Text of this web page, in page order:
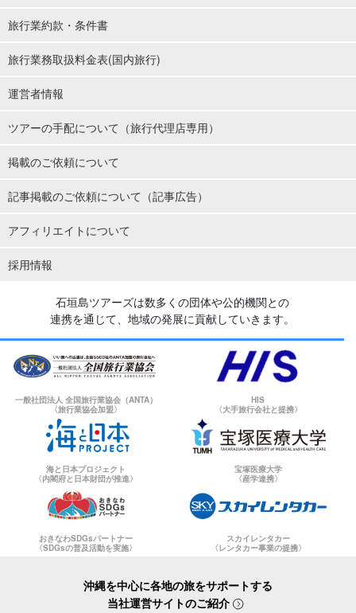
旅行業約款・条件書
旅行業務取扱料金表(国内旅行)
運営者情報
ツアーの手配について（旅行代理店専用）
掲載のご依頼について
記事掲載のご依頼について（記事広告）
アフィリエイトについて
採用情報
石垣島ツアーズは数多くの団体や公的機関との
連携を通じて、地域の発展に貢献していきます。
一般社団法人 全国旅行業協会（ANTA）
〈旅行業協会加盟〉
HIS
〈大手旅行会社と提携〉
海と日本プロジェクト
〈内閣府と日本財団が推進〉
宝塚医療大学
〈産学連携〉
おきなわSDGsパートナー
〈SDGsの普及活動を実施〉
スカイレンタカー
〈レンタカー事業の提携〉
沖縄を中心に各地の旅をサポートする
当社運営サイトのご紹介